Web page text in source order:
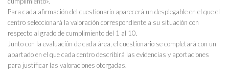
Para cada afirmación del cuestionario aparecerá un desplegable en el que el
centro seleccionará la valoración correspondiente a su situación con
respecto al grado de cumplimiento del 1 al 10.
Junto con la evaluación de cada área, el cuestionario se completará con un
apartado en el que cada centro describirá las evidencias y aportaciones
para justificar las valoraciones otorgadas.